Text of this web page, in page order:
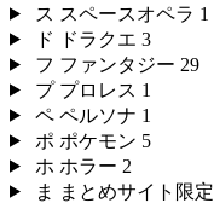
ス スペースオペラ 1
ド
ドラクエ 3
フ ファンタジー 29
プ プロレス 1
ペ ペルソナ 1
ポ ポケモン 5
ホ ホラー 2
ま
まとめサイト限定